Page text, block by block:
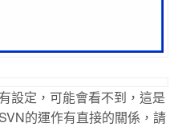
設定，可能會看不到，這是
的運作有直接的關係，請